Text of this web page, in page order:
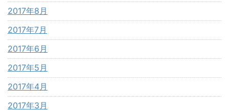
2017年8月
2017年7月
2017年6月
2017年5月
2017年4月
2017年3月